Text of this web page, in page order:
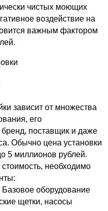
чистых моющих
воздействие на
важным фактором
зависит от множества
его
поставщик и даже
Обычно цена установки
5 миллионов рублей.
необходимо
оборудование
щетки, насосы